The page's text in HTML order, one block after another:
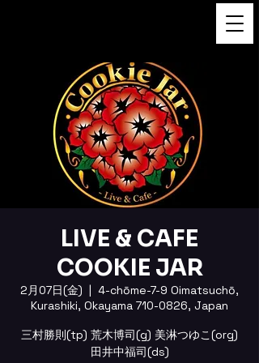
LIVE & CAFE
COOKIE JAR
2月07日(金)
  |
4-chōme-7-9 Oimatsuchō,
Kurashiki, Okayama 710-0826, Japan
三村勝則(tp) 荒木博司(g) 美淋つゆこ(org)
田井中福司(ds)